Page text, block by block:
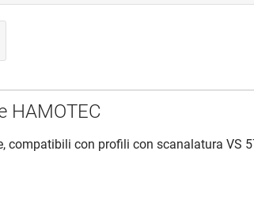
HAMOTEC
compatibili con profili con scanalatura VS